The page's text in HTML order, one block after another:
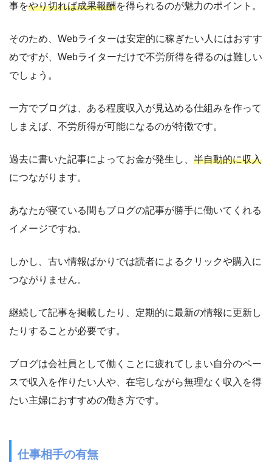
事をやり切れば成果報酬を得られるのが魅力のポイント。
そのため、Webライターは安定的に稼ぎたい人にはおすす
めですが、Webライターだけで不労所得を得るのは難しい
でしょう。
一方でブログは、ある程度収入が見込める仕組みを作って
しまえば、不労所得が可能になるのが特徴です。
過去に書いた記事によってお金が発生し、 半自動的に収入
につながります。
あなたが寝ている間もブログの記事が勝手に働いてくれる
イメージですね。
しかし、古い情報ばかりでは読者によるクリックや購入に
つながりません。
継続して記事を掲載したり、定期的に最新の情報に更新し
たりすることが必要です。
ブログは会社員として働くことに疲れてしまい自分のペー
スで収入を作りたい人や、在宅しながら無理なく収入を得
たい主婦におすすめの働き方です。
仕事相手の有無